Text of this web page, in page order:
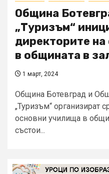
Община
„Туризъм“
директорите
в общината в
1 март, 2024
Община Ботевград и
„Туризъм“ организират
основни училища в
състои...